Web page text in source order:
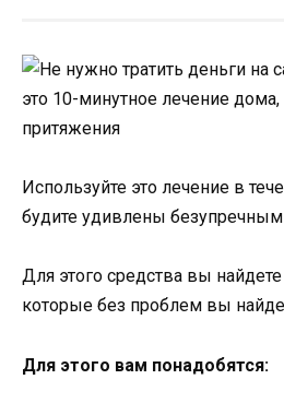
Используйте это лечение в
будите удивлены
Для этого средства вы
которые без проблем вы
Для этого вам понадобятся: